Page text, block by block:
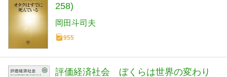
258)
岡田斗司夫
955
評価経済社会 ぼくらは世界の変わり